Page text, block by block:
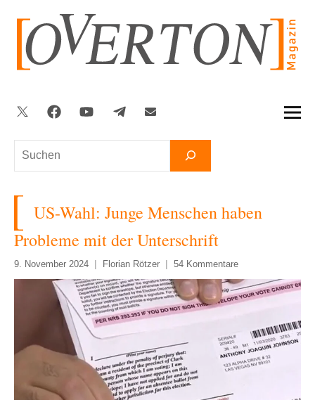
springen
Suchen
Twitter FacebookYouTubeTelegram
US-Wahl: Junge Menschen haben
Probleme mit der Unterschrift
9. November 2024 Florian Rötzer 54 Kommentare